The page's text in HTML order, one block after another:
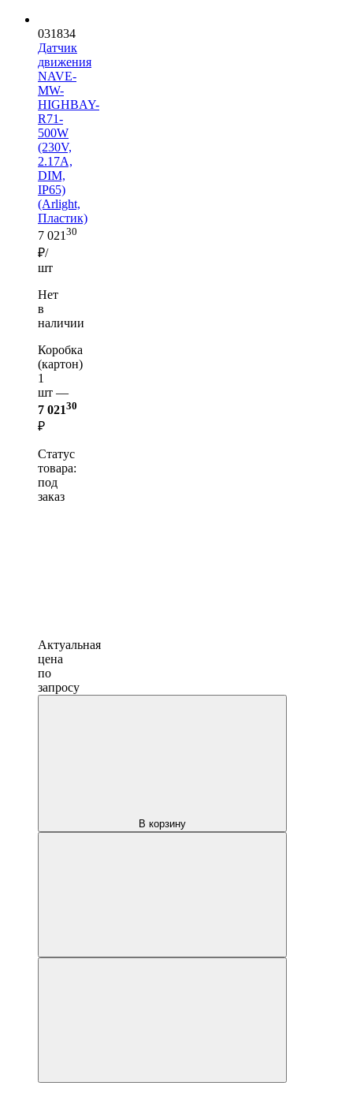
031834
Датчик
движения
NAVE-
MW-
HIGHBAY-
R71-
500W
(230V,
2.17A,
DIM,
IP65)
(Arlight,
Пластик)
7 02130
₽/
шт
Нет
в
наличии
Коробка
(картон)
1
шт —
7 02130
₽
Статус
товара:
под
заказ
Актуальная
цена
по
запросу
В корзину